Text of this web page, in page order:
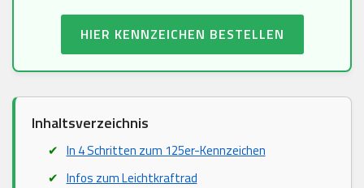
HIER KENNZEICHEN BESTELLEN
Inhaltsverzeichnis
In 4 Schritten zum 125er-Kennzeichen
Infos zum Leichtkraftrad